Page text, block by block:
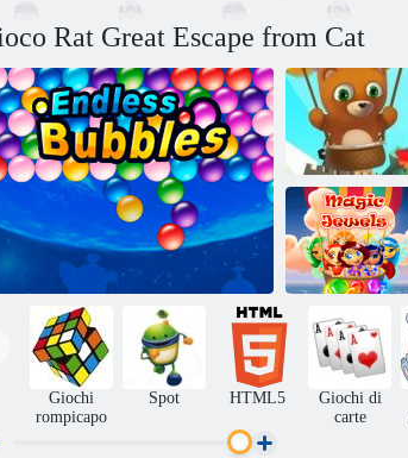
Rat Great Escape from Cat
Scattatura a bolle
infinita
Gioielli magici
Giochi
rompicapo
Spot HTML5
Giochi di
carte